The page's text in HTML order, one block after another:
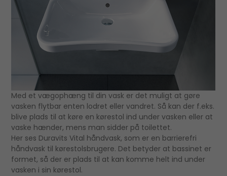
Med et vægophæng til din vask er det muligt at gøre
vasken flytbar enten lodret eller vandret. Så kan der f.eks.
blive plads til at køre en kørestol ind under vasken eller at
vaske hænder, mens man sidder på toilettet.
Her ses Duravits Vital håndvask, som er en barrierefri
håndvask til kørestolsbrugere. Det betyder at bassinet er
formet, så der er plads til at kan komme helt ind under
vasken i sin kørestol.